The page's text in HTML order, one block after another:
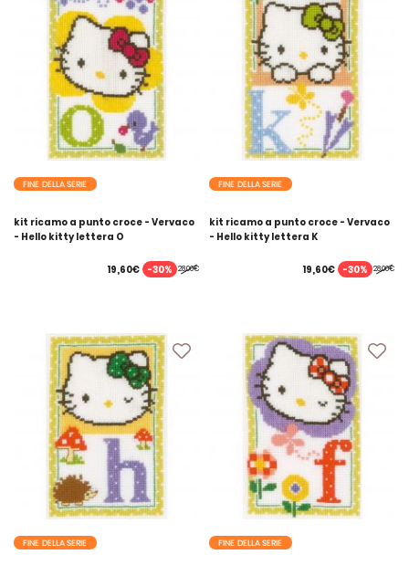
FINE DELLA SERIE
kit ricamo a punto croce - Vervaco
- Hello kitty lettera O
28,00€
19,60€ -30%
FINE DELLA SERIE
kit ricamo a punto croce - Vervaco
- Hello kitty lettera K
28,00€
19,60€ -30%
FINE DELLA SERIE FINE DELLA SERIE